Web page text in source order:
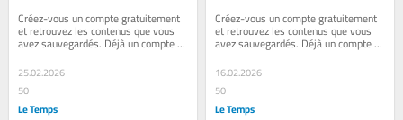
exercent un droit
fondamental est
supérieur
Créez-vous un compte gratuitement
et retrouvez les contenus que vous
avez sauvegardés. Déjà un compte ?
Se connecter Faites plaisir à vos...
25.02.2026
50
Le Temps
du Tribunal fédéral
Créez-vous un compte gratuitement
et retrouvez les contenus que vous
avez sauvegardés. Déjà un compte ?
Se connecter Faites plaisir à vos...
16.02.2026
50
Le Temps